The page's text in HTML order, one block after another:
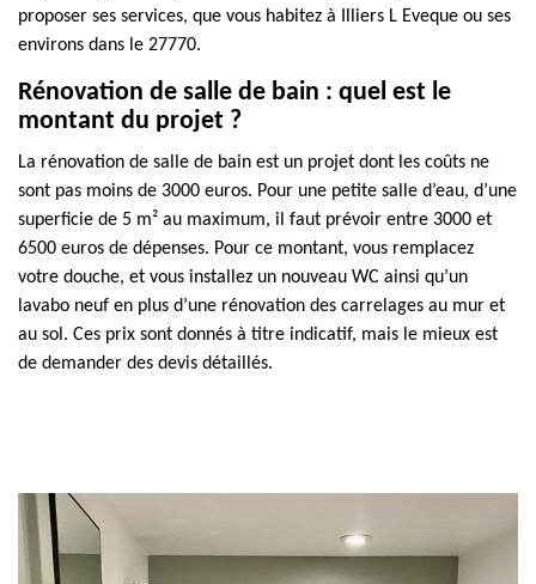
proposer ses services, que vous habitez à Illiers L Eveque ou ses
environs dans le 27770.
Rénovation de salle de bain : quel est le
montant du projet ?
La rénovation de salle de bain est un projet dont les coûts ne
sont pas moins de 3000 euros. Pour une petite salle d’eau, d’une
superficie de 5 m² au maximum, il faut prévoir entre 3000 et
6500 euros de dépenses. Pour ce montant, vous remplacez
votre douche, et vous installez un nouveau WC ainsi qu’un
lavabo neuf en plus d’une rénovation des carrelages au mur et
au sol. Ces prix sont donnés à titre indicatif, mais le mieux est
de demander des devis détaillés.